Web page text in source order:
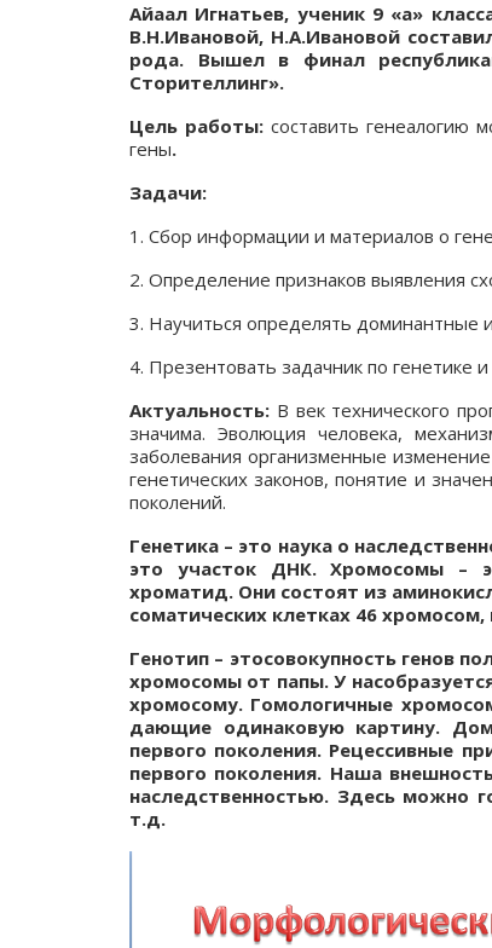
Айаал Игнатьев, ученик 9 «а»
В.Н.Ивановой, Н.А.Ивановой
рода. Вышел в финал
Сторителлинг».
Цель работы:составить генеалогию
гены.
Задачи:
1. Сбор информации и материалов о
2. Определение признаков выявления
3. Научиться определять доминантные
4. Презентовать задачник по генетике
Актуальность: В век технического
значима. Эволюция человека,
заболевания организменные
генетических законов, понятие и
поколений.
Генетика – это наука о
это участок ДНК. Хромосомы –
хроматид. Они состоят из
соматических клетках 46
Генотип – этосовокупность генов
хромосомы от папы. У
хромосому. Гомологичные
дающие одинаковую картину.
первого поколения. Рецессивные
первого поколения. Наша
наследственностью. Здесь можно
т.д.